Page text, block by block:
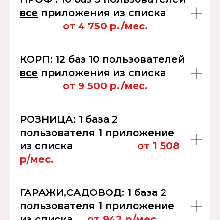
все приложения из списка
от 4 750 р./мес.
КОРП: 12 баз 10 пользователей
все приложения из списка
от 9 500 р./мес.
РОЗНИЦА: 1 база 2
пользователя 1 приложение
из списка
от 1 508
р/мес.
ГАРАЖИ,САДОВОД: 1 база 2
пользователя 1 приложение